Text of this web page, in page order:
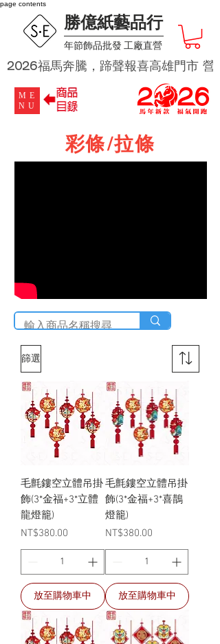
page contents
勝億紙藝品行
​年節飾品批發 工廠直營
2026福馬奔騰，蹄聲報喜高雄門市
ME
NU
彩條/拉條
篩選
毛氈鏤空立體吊掛
飾(3*金福+3*立體
龍燈籠)
價格
NT$380.00
放至購物車中
毛氈鏤空立體吊掛
飾(3*金福+3*喜鵲
燈籠)
價格
NT$380.00
放至購物車中